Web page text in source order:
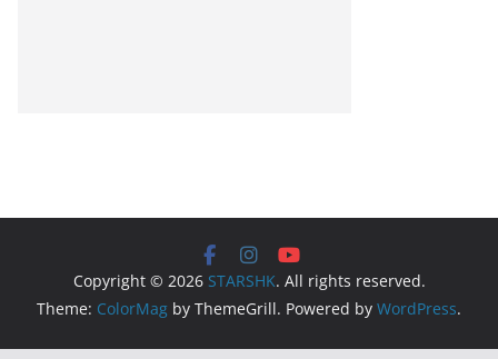
Copyright © 2026 STARSHK. All rights reserved.
Theme: ColorMag by ThemeGrill. Powered by WordPress.